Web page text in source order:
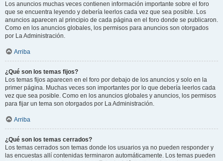
Los anuncios muchas veces contienen información importante sobre el foro
que se encuentra leyendo y debería leerlos cada vez que sea posible. Los
anuncios aparecen al principio de cada página en el foro donde se publicaron.
Como en los anuncios globales, los permisos para anuncios son otorgados
por La Administración.
Arriba
¿Qué son los temas fijos?
Los temas fijos aparecen en el foro por debajo de los anuncios y solo en la
primer página. Muchas veces son importantes por lo que debería leerlos cada
vez que sea posible. Como en los anuncios globales y anuncios, los permisos
para fijar un tema son otorgados por La Administración.
Arriba
¿Qué son los temas cerrados?
Los temas cerrados son temas donde los usuarios ya no pueden responder y
las encuestas allí contenidas terminaron automáticamente. Los temas pueden